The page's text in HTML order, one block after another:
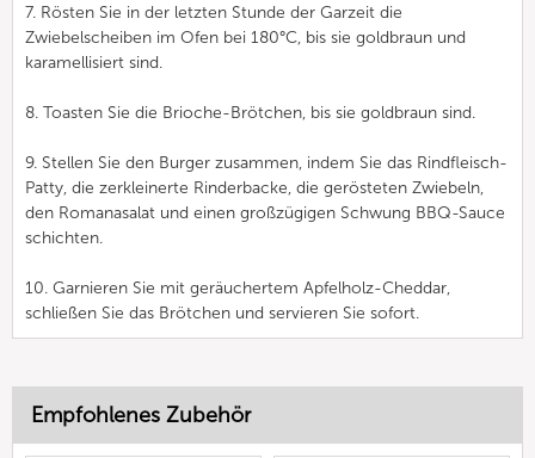
7. Rösten Sie in der letzten Stunde der Garzeit die
Zwiebelscheiben im Ofen bei 180°C, bis sie goldbraun und
karamellisiert sind.
8. Toasten Sie die Brioche-Brötchen, bis sie goldbraun sind.
9. Stellen Sie den Burger zusammen, indem Sie das Rindfleisch-
Patty, die zerkleinerte Rinderbacke, die gerösteten Zwiebeln,
den Romanasalat und einen großzügigen Schwung BBQ-Sauce
schichten.
10. Garnieren Sie mit geräuchertem Apfelholz-Cheddar,
schließen Sie das Brötchen und servieren Sie sofort.
Empfohlenes Zubehör